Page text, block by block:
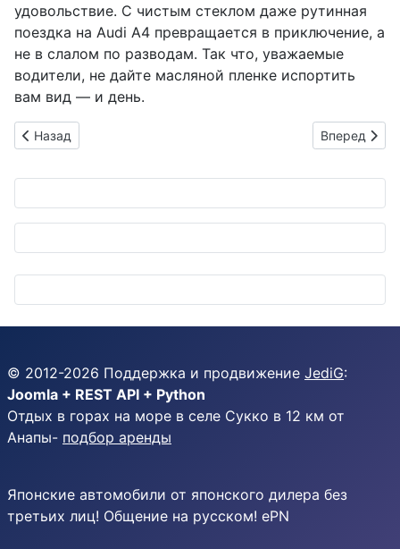
удовольствие. С чистым стеклом даже рутинная
поездка на Audi A4 превращается в приключение, а
не в слалом по разводам. Так что, уважаемые
водители, не дайте масляной пленке испортить
вам вид — и день.
Предыдущий: Возвращаем блеск: как оживить
Назад Следующий:
Вперед
© 2012-2026 Поддержка и продвижение JediG:
Joomla + REST API + Python
Отдых в горах на море в селе Сукко в 12 км от
Анапы- подбор аренды
Японские автомобили от японского дилера без
третьих лиц! Общение на русском! ePN